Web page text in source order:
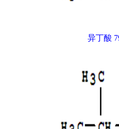
异丁酸